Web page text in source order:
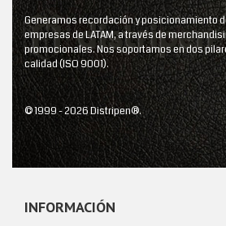
Generamos recordación y posicionamiento
empresas de LATAM, a través de
promocionales. Nos soportamos en dos
calidad (ISO 9001).
© 1999 - 2026 Distripen®.
INFORMACIÓN